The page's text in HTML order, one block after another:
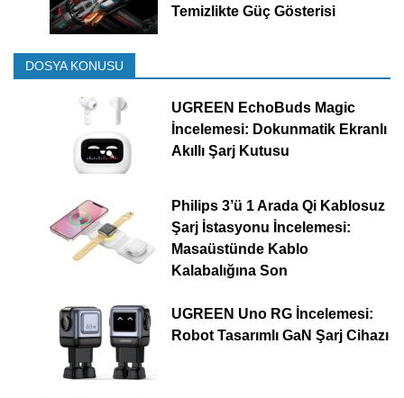
Temizlikte Güç Gösterisi
DOSYA KONUSU
UGREEN EchoBuds Magic
İncelemesi: Dokunmatik Ekranlı
Akıllı Şarj Kutusu
Philips 3’ü 1 Arada Qi Kablosuz
Şarj İstasyonu İncelemesi:
Masaüstünde Kablo
Kalabalığına Son
UGREEN Uno RG İncelemesi:
Robot Tasarımlı GaN Şarj Cihazı